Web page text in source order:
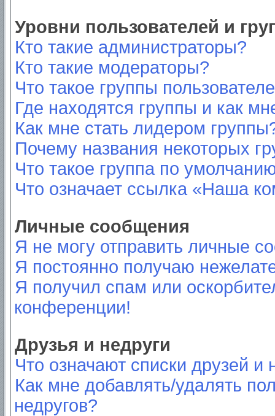
Уровни пользователей и
Кто такие администраторы?
Кто такие модераторы?
Что такое группы
Где находятся группы и как
Как мне стать лидером
Почему названия некоторых
Что такое группа по
Что означает ссылка «Наша
Личные сообщения
Я не могу отправить личные
Я постоянно получаю
Я получил спам или
конференции!
Друзья и недруги
Что означают списки друзей и
Как мне добавлять/удалять
недругов?